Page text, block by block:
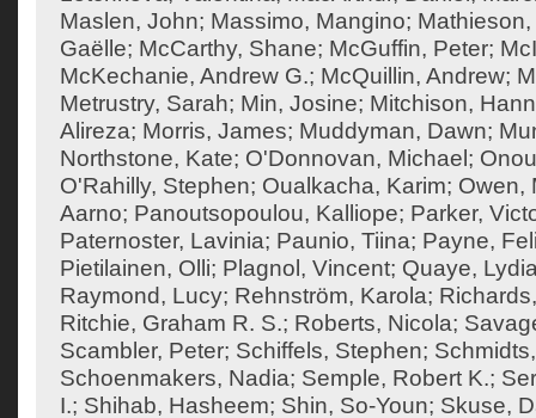
Maslen, John; Massimo, Mangino; Mathieson,
Gaëlle; McCarthy, Shane; McGuffin, Peter;
McKechanie, Andrew G.; McQuillin, Andrew;
Metrustry, Sarah; Min, Josine; Mitchison,
Alireza; Morris, James; Muddyman, Dawn;
Northstone, Kate; O'Donnovan, Michael ;
O'Rahilly, Stephen; Oualkacha, Karim; Owen,
Aarno; Panoutsopoulou, Kalliope; Parker,
Paternoster, Lavinia; Paunio, Tiina; Payne,
Pietilainen, Olli; Plagnol, Vincent; Quaye,
Raymond, Lucy; Rehnström, Karola;
Ritchie, Graham R. S.; Roberts, Nicola;
Scambler, Peter; Schiffels, Stephen;
Schoenmakers, Nadia; Semple, Robert K.;
I.; Shihab, Hasheem; Shin, So-Youn; Skuse,